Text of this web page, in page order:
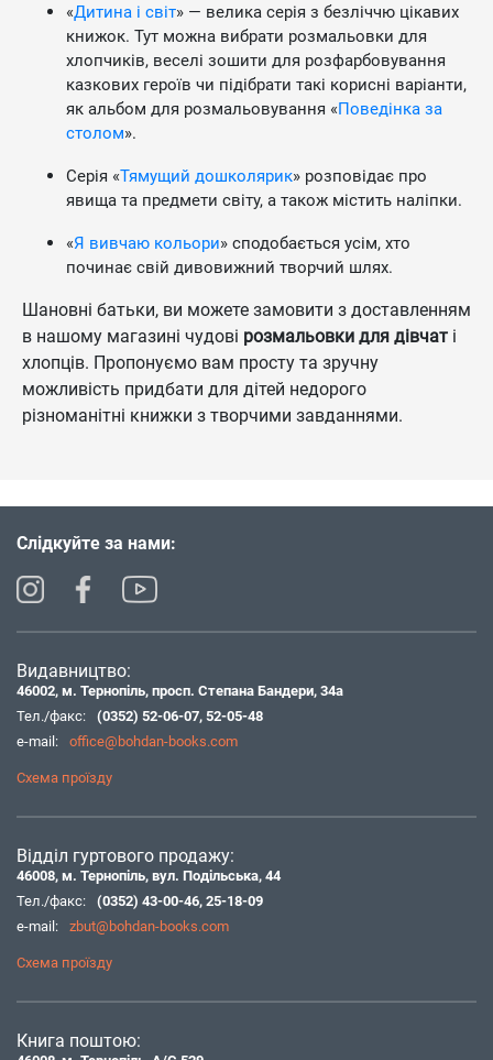
«Дитина і світ» — велика серія з безліччю цікавих
книжок. Тут можна вибрати розмальовки для
хлопчиків, веселі зошити для розфарбовування
казкових героїв чи підібрати такі корисні варіанти,
як альбом для розмальовування «Поведінка за
столом».
Серія «Тямущий дошколярик» розповідає про
явища та предмети світу, а також містить наліпки.
«Я вивчаю кольори» сподобається усім, хто
починає свій дивовижний творчий шлях.
Шановні батьки, ви можете замовити з доставленням
в нашому магазині чудові розмальовки для дівчат і
хлопців. Пропонуємо вам просту та зручну
можливість придбати для дітей недорого
різноманітні книжки з творчими завданнями.
Слідкуйте за нами:
Видавництво:
46002, м. Тернопіль, просп. Степана Бандери, 34а
Тел./факс:
(0352) 52-06-07, 52-05-48
e-mail:
office@bohdan-books.com
Схема проїзду
Відділ гуртового продажу:
46008, м. Тернопіль, вул. Подільська, 44
Тел./факс:
(0352) 43-00-46, 25-18-09
e-mail:
zbut@bohdan-books.com
Схема проїзду
Книга поштою: